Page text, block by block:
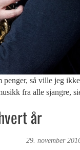
så ville jeg
fra alle sjangre,
år
29. november